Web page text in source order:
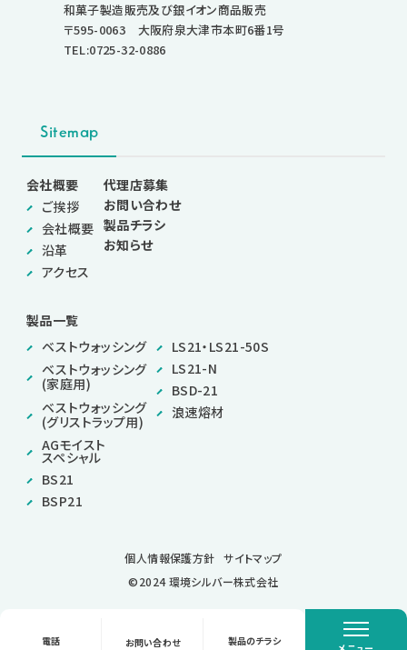
和菓子製造販売及び銀イオン商品販売
〒595-0063 大阪府泉大津市本町6番1号
TEL:0725-32-0886
Sitemap
会社概要
ご挨拶
会社概要
沿革
アクセス
代理店募集
お問い合わせ
製品チラシ
お知らせ
製品一覧
ベストウォッシング
ベストウォッシング
(家庭用)
ベストウォッシング
(グリストラップ用)
AGモイスト
スペシャル
BS21
BSP21
LS21・LS21-50S
LS21-N
BSD-21
浪速熔材
©2024 環境シルバー株式会社
個人情報保護方針 サイトマップ
電話 お問い合わせ 製品のチラシ
閉じる